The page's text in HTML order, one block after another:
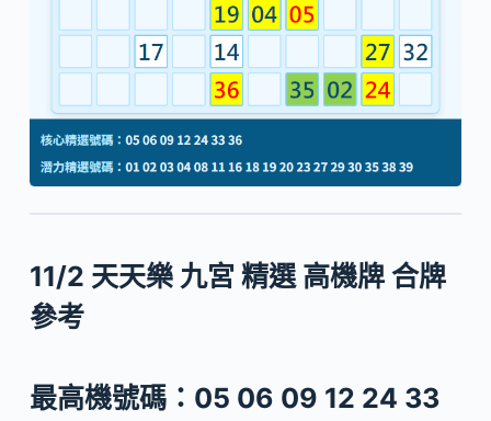
11/2 天天樂 九宮 精選 高機牌 合牌
參考
最高機號碼： 05 06 09 12 24 33